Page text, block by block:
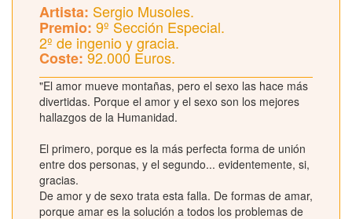
Artista: Sergio Musoles.
Premio: 9º Sección Especial.
2º de ingenio y gracia.
Coste: 92.000 Euros.
"El amor mueve montañas, pero el sexo las hace más
divertidas. Porque el amor y el sexo son los mejores
hallazgos de la Humanidad.
El primero, porque es la más perfecta forma de unión
entre dos personas, y el segundo... evidentemente, si,
gracias.
De amor y de sexo trata esta falla. De formas de amar,
porque amar es la solución a todos los problemas de